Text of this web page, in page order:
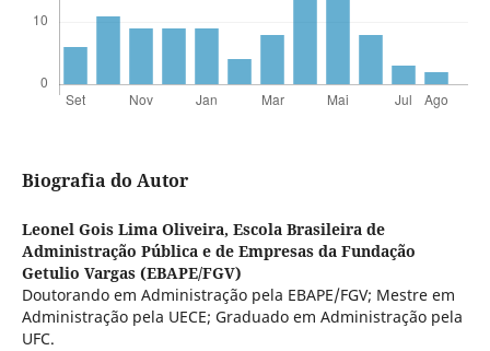
Biografia do Autor
Leonel Gois Lima Oliveira, Escola Brasileira de
Administração Pública e de Empresas da Fundação
Getulio Vargas (EBAPE/FGV)
Doutorando em Administração pela EBAPE/FGV; Mestre em
Administração pela UECE; Graduado em Administração pela
UFC.